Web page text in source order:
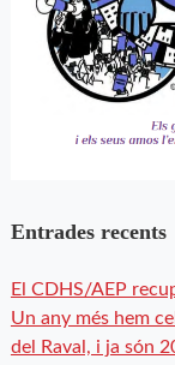
Entrades recents
El CDHS/AEP
Un any més hem
del Raval, i ja són